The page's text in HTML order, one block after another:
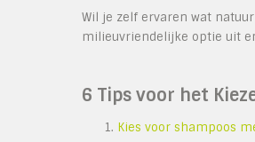
Wil je zelf ervaren wat
milieuvriendelijke optie uit
6 Tips voor het
Kies voor shampoos